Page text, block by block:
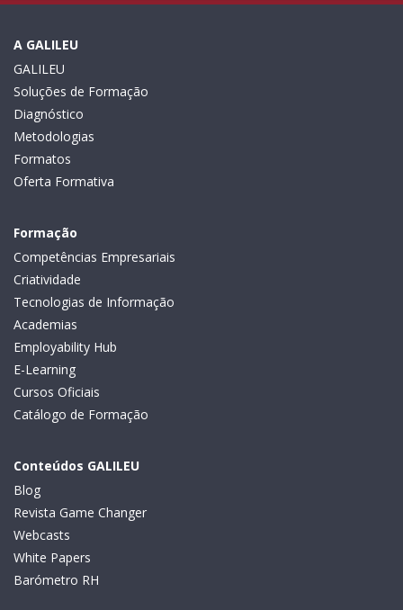
A GALILEU
GALILEU
Soluções de Formação
Diagnóstico
Metodologias
Formatos
Oferta Formativa
Formação
Competências Empresariais
Criatividade
Tecnologias de Informação
Academias
Employability Hub
E-Learning
Cursos Oficiais
Catálogo de Formação
Conteúdos GALILEU
Blog
Revista Game Changer
Webcasts
White Papers
Barómetro RH